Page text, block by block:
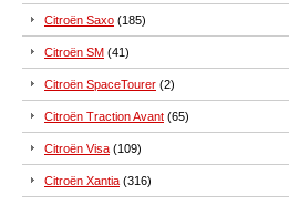
Citroën Saxo (185)
Citroën SM (41)
Citroën SpaceTourer (2)
Citroën Traction Avant (65)
Citroën Visa (109)
Citroën Xantia (316)